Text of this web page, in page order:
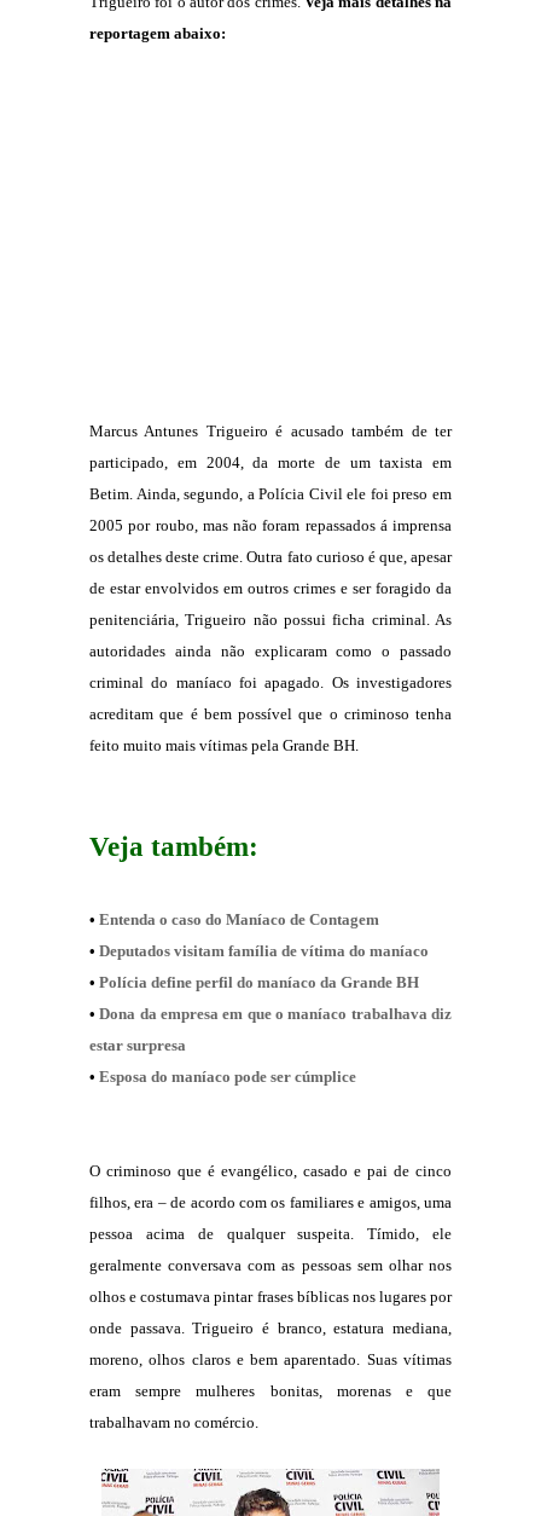
reportagem abaixo:
Marcus Antunes Trigueiro é acusado também de ter
participado, em 2004, da morte de um taxista em
Betim. Ainda, segundo, a Polícia Civil ele foi preso em
2005 por roubo, mas não foram repassados á imprensa
os detalhes deste crime. Outra fato curioso é que, apesar
de estar envolvidos em outros crimes e ser foragido da
penitenciária, Trigueiro não possui ficha criminal. As
autoridades ainda não explicaram como o passado
criminal do maníaco foi apagado. Os investigadores
acreditam que é bem possível que o criminoso tenha
feito muito mais vítimas pela Grande BH.
Veja também:
• Entenda o caso do Maníaco de Contagem
• Deputados visitam família de vítima do maníaco
• Polícia define perfil do maníaco da Grande BH
•Dona da empresa em que o maníaco trabalhava diz
estar surpresa
• Esposa do maníaco pode ser cúmplice
O criminoso que é evangélico, casado e pai de cinco
filhos, era – de acordo com os familiares e amigos, uma
pessoa acima de qualquer suspeita. Tímido, ele
geralmente conversava com as pessoas sem olhar nos
olhos e costumava pintar frases bíblicas nos lugares por
onde passava. Trigueiro é branco, estatura mediana,
moreno, olhos claros e bem aparentado. Suas vítimas
eram sempre mulheres bonitas, morenas e que
trabalhavam no comércio.